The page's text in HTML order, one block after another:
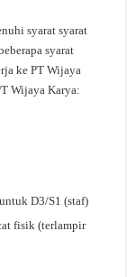
syarat syarat
syarat
ke PT Wijaya
Wijaya Karya:
D3/S1 (staf)
fisik (terlampir